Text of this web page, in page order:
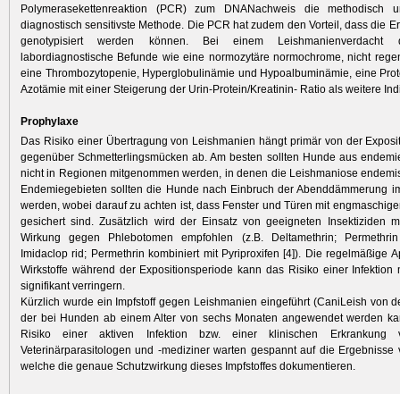
Polymerasekettenreaktion (PCR) zum DNANachweis die methodisch
diagnostisch sensitivste Methode. Die PCR hat zudem den Vorteil, dass die
genotypisiert werden können. Bei einem Leishmanienverdacht
labordiagnostische Befunde wie eine normozytäre normochrome, nicht
eine Thrombozytopenie, Hyperglobulinämie und Hypoalbuminämie, eine
Azotämie mit einer Steigerung der Urin-Protein/Kreatinin- Ratio als weitere
Prophylaxe
Das Risiko einer Übertragung von Leishmanien hängt primär von der
gegenüber Schmetterlingsmücken ab. Am besten sollten Hunde aus
nicht in Regionen mitgenommen werden, in denen die Leishmaniose
Endemiegebieten sollten die Hunde nach Einbruch der Abenddämmerung
werden, wobei darauf zu achten ist, dass Fenster und Türen mit
gesichert sind. Zusätzlich wird der Einsatz von geeigneten Insektiziden
Wirkung gegen Phlebotomen empfohlen (z.B. Deltamethrin;
Imidaclop rid; Permethrin kombiniert mit Pyriproxifen [4]). Die regelmäßige
Wirkstoffe während der Expositionsperiode kann das Risiko einer Infektion
signifikant verringern.
Kürzlich wurde ein Impfstoff gegen Leishmanien eingeführt (CaniLeish von
der bei Hunden ab einem Alter von sechs Monaten angewendet werden
Risiko einer aktiven Infektion bzw. einer klinischen Erkrankung
Veterinärparasitologen und -mediziner warten gespannt auf die Ergebnisse
welche die genaue Schutzwirkung dieses Impfstoffes dokumentieren.